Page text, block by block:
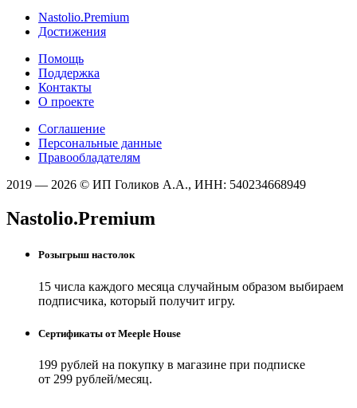
Nastolio.Premium
Достижения
Помощь
Поддержка
Контакты
О проекте
Соглашение
Персональные данные
Правообладателям
2019 — 2026 © ИП Голиков А.А., ИНН: 540234668949
Nastolio.Premium
Розыгрыш настолок
15 числа каждого месяца случайным образом выбираем
подписчика, который получит игру.
Сертификаты от Meeple House
199 рублей на покупку в магазине при подписке
от 299 рублей/месяц.